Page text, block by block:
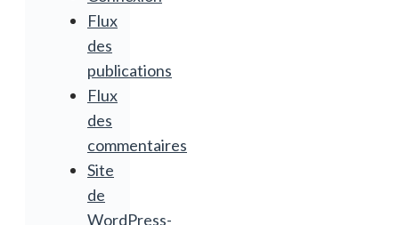
Flux
des
publications
Flux
des
commentaires
Site
de
WordPress-